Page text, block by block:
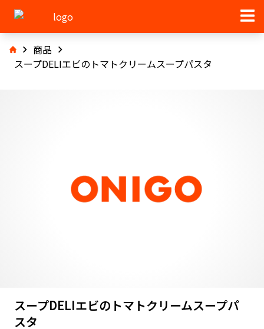
商品
スープDELIエビのトマトクリームスープパスタ
スープDELIエビのトマトクリームスープパ
スタ